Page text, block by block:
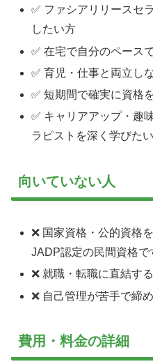
✅ ファシアリリースセ
したい方
✅ 在宅で自分のペース
✅ 育児・仕事と両立し
✅ 短期間で確実に資格
✅ キャリアアップ・趣
ラピストを深く学びた
向いていない人
❌ 国家資格・公的資格
JADP認定の民間資格で
❌ 就職・転職に直結す
❌ 自己管理が苦手で締
費用・料金の詳細